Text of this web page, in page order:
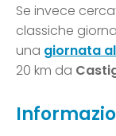
Se invece
classiche
una giornata
20 km da